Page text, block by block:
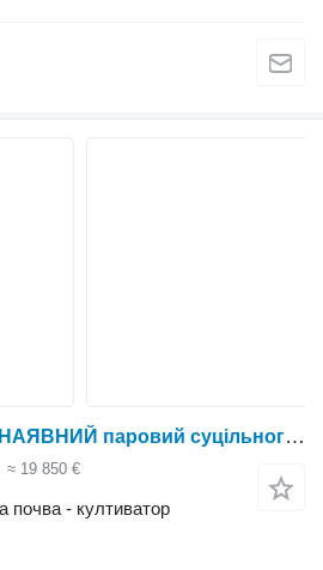
John Deere 980 13 м НАЯВНИЙ паровий суцільного обробітку передпосівний куль
≈ 19 850 €
почва - култиватор